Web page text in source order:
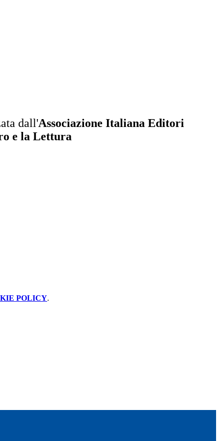
dall'Associazione Italiana Editori
e la Lettura
POLICY.